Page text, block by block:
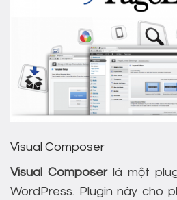
Visual Composer
Visual Composerlà một
WordPress. Plugin này cho